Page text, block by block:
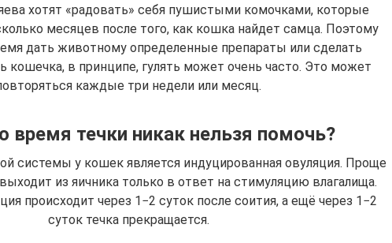
хотят «радовать» себя пушистыми комочками, которые
месяцев после того, как кошка найдет самца. Поэтому
дать животному определенные препараты или сделать
кошечка, в принципе, гулять может очень часто. Это может
каждые три недели или месяц.
время течки никак нельзя помочь?
системы у кошек является индуцированная овуляция. Проще
из яичника только в ответ на стимуляцию влагалища.
происходит через 1−2 суток после соития, а ещё через 1−2
суток течка прекращается.